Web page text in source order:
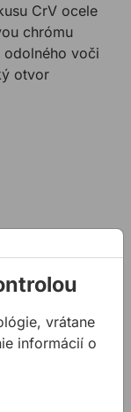
CrV ocele
chrómu
odolného voči
otvor
vrátane
informácií o